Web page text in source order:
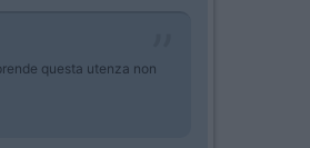
questa utenza non